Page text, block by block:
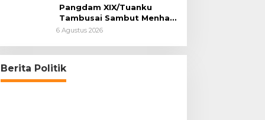
Pangdam XIX/Tuanku
Tambusai Sambut Menhan
Sjafrie di Pekanbaru, Ada
6 Agustus 2026
Berita Politik